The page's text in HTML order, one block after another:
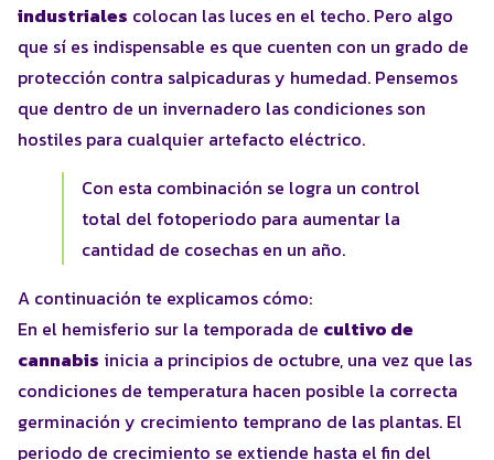
industriales colocan las luces en el techo. Pero algo
que sí es indispensable es que cuenten con un grado de
protección contra salpicaduras y humedad. Pensemos
que dentro de un invernadero las condiciones son
hostiles para cualquier artefacto eléctrico.
Con esta combinación se logra un control
total del fotoperiodo para aumentar la
cantidad de cosechas en un año.
A continuación te explicamos cómo:
En el hemisferio sur la temporada de cultivo de
cannabis inicia a principios de octubre, una vez que las
condiciones de temperatura hacen posible la correcta
germinación y crecimiento temprano de las plantas. El
periodo de crecimiento se extiende hasta el fin del